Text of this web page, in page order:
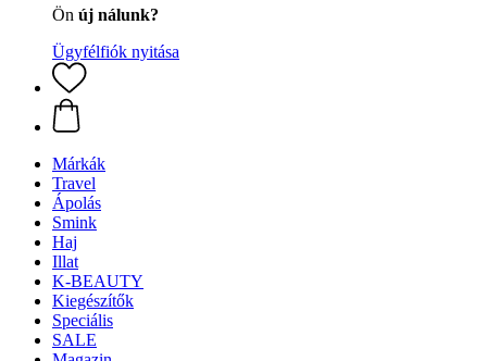
Ön új nálunk?
Ügyfélfiók nyitása
Márkák
Travel
Ápolás
Smink
Haj
Illat
K-BEAUTY
Kiegészítők
Speciális
SALE